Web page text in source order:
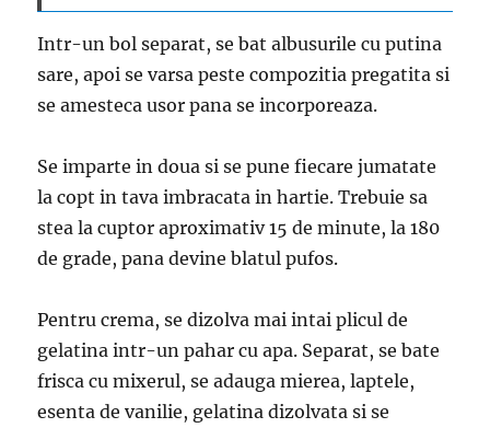
Intr-un bol separat, se bat albusurile cu putina
sare, apoi se varsa peste compozitia pregatita si
se amesteca usor pana se incorporeaza.
Se imparte in doua si se pune fiecare jumatate
la copt in tava imbracata in hartie. Trebuie sa
stea la cuptor aproximativ 15 de minute, la 180
de grade, pana devine blatul pufos.
Pentru crema, se dizolva mai intai plicul de
gelatina intr-un pahar cu apa. Separat, se bate
frisca cu mixerul, se adauga mierea, laptele,
esenta de vanilie, gelatina dizolvata si se